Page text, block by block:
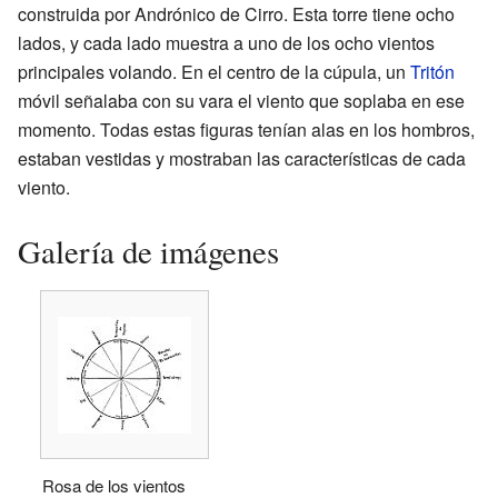
construida por Andrónico de Cirro. Esta torre tiene ocho
lados, y cada lado muestra a uno de los ocho vientos
principales volando. En el centro de la cúpula, un Tritón
móvil señalaba con su vara el viento que soplaba en ese
momento. Todas estas figuras tenían alas en los hombros,
estaban vestidas y mostraban las características de cada
viento.
Galería de imágenes
Rosa de los vientos